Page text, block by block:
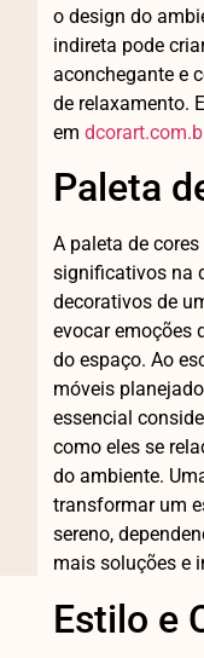
o design do
indireta pode
aconchegante e
de relaxamento.
em
Paleta
A paleta de
significativos na
decorativos de
evocar emoções
do espaço. Ao
móveis
essencial
como eles se
do ambiente.
transformar um
sereno,
mais soluções e
Estilo e